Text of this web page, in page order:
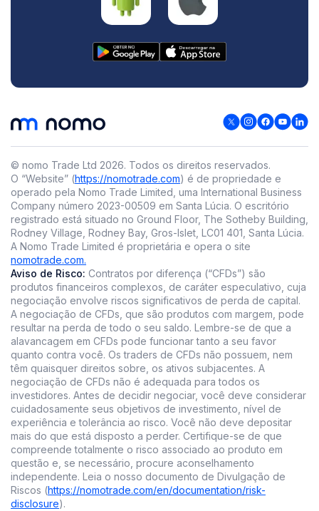
© nomo Trade Ltd 2026. Todos os direitos reservados.
O “Website” (https://nomotrade.com) é de propriedade e
operado pela Nomo Trade Limited, uma International Business
Company número 2023-00509 em Santa Lúcia. O escritório
registrado está situado no Ground Floor, The Sotheby Building,
Rodney Village, Rodney Bay, Gros-Islet, LC01 401, Santa Lúcia.
A Nomo Trade Limited é proprietária e opera o site
nomotrade.com.
Aviso de Risco: Contratos por diferença (“CFDs”) são
produtos financeiros complexos, de caráter especulativo, cuja
negociação envolve riscos significativos de perda de capital.
A negociação de CFDs, que são produtos com margem, pode
resultar na perda de todo o seu saldo. Lembre-se de que a
alavancagem em CFDs pode funcionar tanto a seu favor
quanto contra você. Os traders de CFDs não possuem, nem
têm quaisquer direitos sobre, os ativos subjacentes. A
negociação de CFDs não é adequada para todos os
investidores. Antes de decidir negociar, você deve considerar
cuidadosamente seus objetivos de investimento, nível de
experiência e tolerância ao risco. Você não deve depositar
mais do que está disposto a perder. Certifique-se de que
compreende totalmente o risco associado ao produto em
questão e, se necessário, procure aconselhamento
independente. Leia o nosso documento de Divulgação de
Riscos (https://nomotrade.com/en/documentation/risk-
disclosure).